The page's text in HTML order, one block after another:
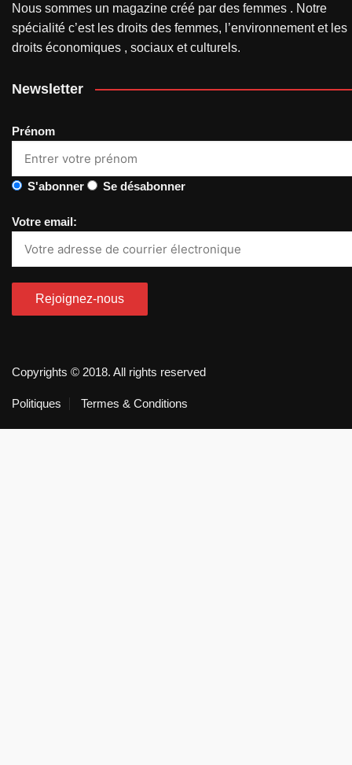
Nous sommes un magazine créé par des femmes . Notre
spécialité c’est les droits des femmes, l’environnement et les
droits économiques , sociaux et culturels.
Newsletter
Prénom
S'abonner Se désabonner
Votre email:
Copyrights © 2018. All rights reserved
Politiques Termes & Conditions